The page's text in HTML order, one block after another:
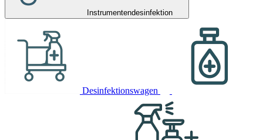
Instrumentendesinfektion
Desinfektionswagen